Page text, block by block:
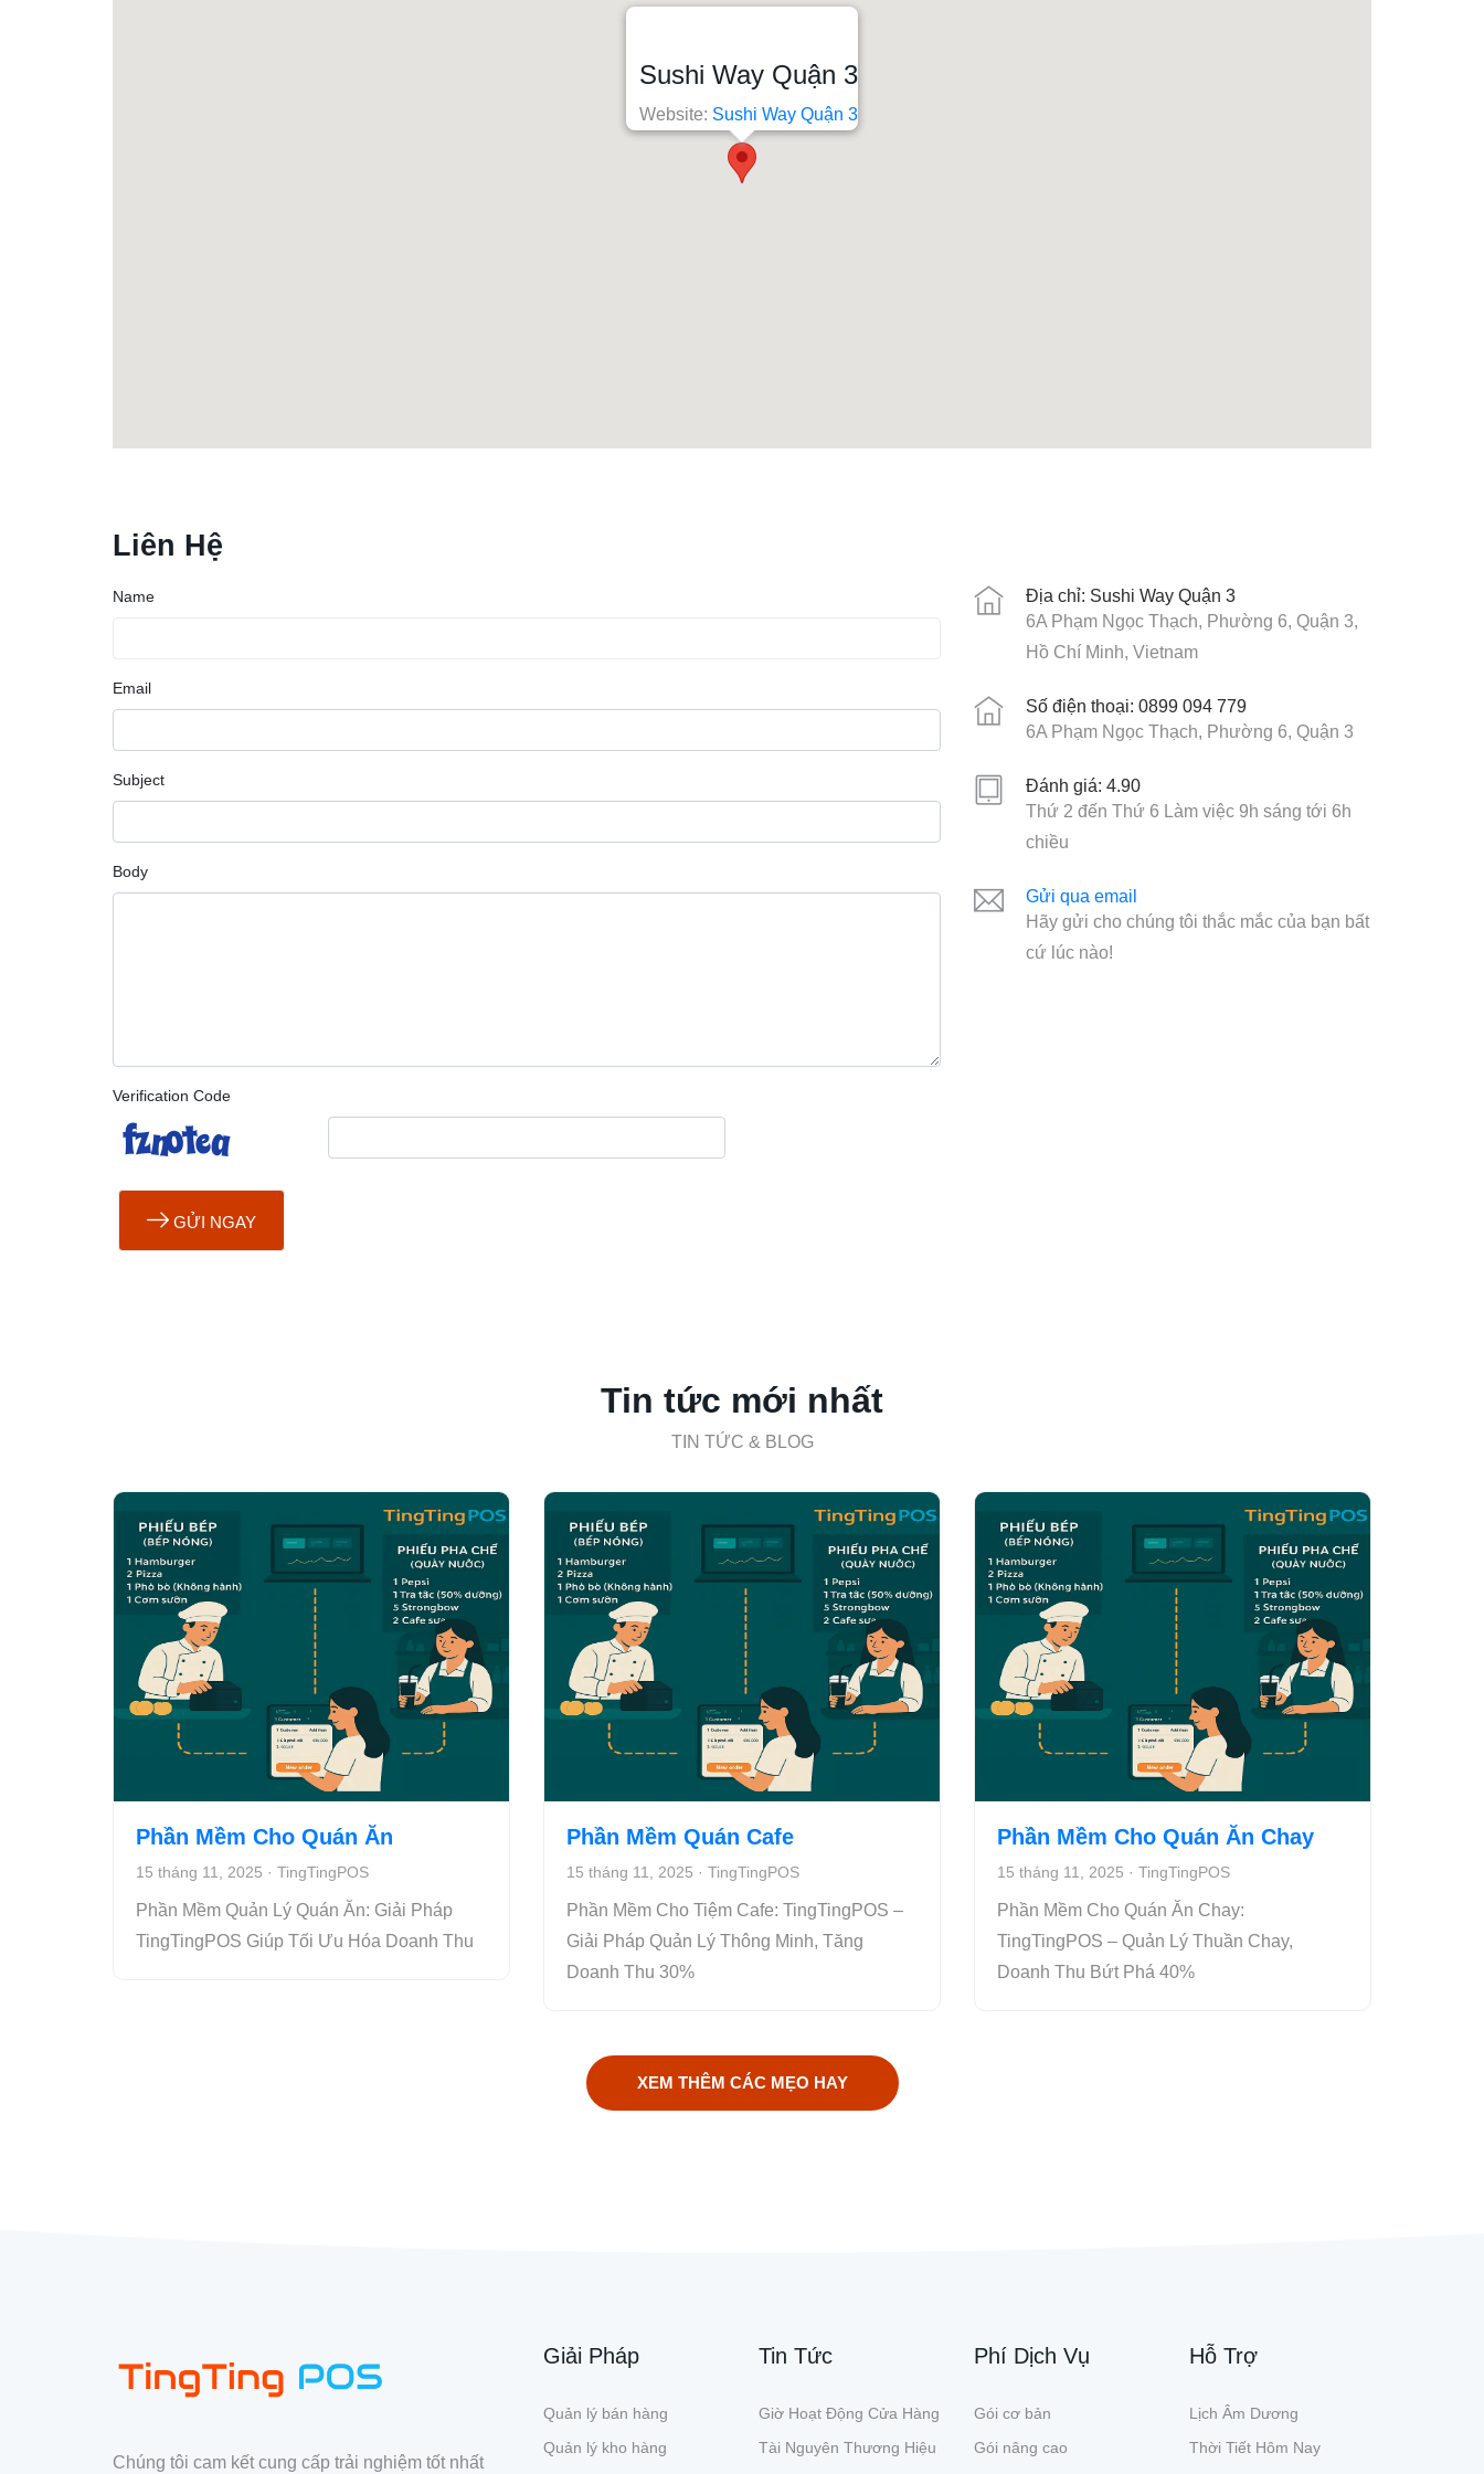
Sushi Way Quận 3
Website: Sushi Way Quận 3
Liên Hệ
Name
Email
Subject
Body
Verification Code
GỬI NGAY
Địa chỉ: Sushi Way Quận 3
6A Phạm Ngọc Thạch, Phường 6, Quận 3,
Hồ Chí Minh, Vietnam
Số điện thoại: 0899 094 779
6A Phạm Ngọc Thạch, Phường 6, Quận 3
Đánh giá: 4.90
Thứ 2 đến Thứ 6 Làm việc 9h sáng tới 6h
chiều
Gửi qua email
Hãy gửi cho chúng tôi thắc mắc của bạn bất
cứ lúc nào!
Tin tức mới nhất
TIN TỨC & BLOG
Phần Mềm Cho Quán Ăn
15 tháng 11, 2025 · TingTingPOS
Phần Mềm Quản Lý Quán Ăn: Giải Pháp
TingTingPOS Giúp Tối Ưu Hóa Doanh Thu
Phần Mềm Quán Cafe
15 tháng 11, 2025 · TingTingPOS
Phần Mềm Cho Tiệm Cafe: TingTingPOS –
Giải Pháp Quản Lý Thông Minh, Tăng
Doanh Thu 30%
Phần Mềm Cho Quán Ăn Chay
15 tháng 11, 2025 · TingTingPOS
Phần Mềm Cho Quán Ăn Chay:
TingTingPOS – Quản Lý Thuần Chay,
Doanh Thu Bứt Phá 40%
XEM THÊM CÁC MẸO HAY
Chúng tôi cam kết cung cấp trải nghiệm tốt nhất
Giải Pháp
Quản lý bán hàng
Quản lý kho hàng
Tin Tức
Giờ Hoạt Động Cửa Hàng
Tài Nguyên Thương Hiệu
Phí Dịch Vụ
Gói cơ bản
Gói nâng cao
Hỗ Trợ
Lịch Âm Dương
Thời Tiết Hôm Nay